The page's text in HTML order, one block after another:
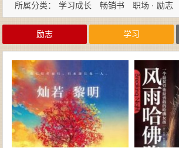
所属分类： 学习成长 畅销书 职场 · 励志
励志 学习